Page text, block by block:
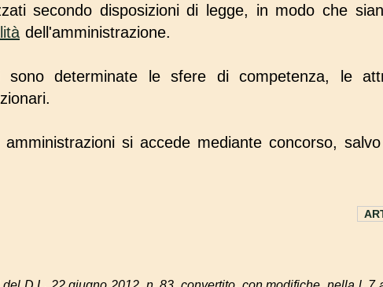
secondo disposizioni di legge, in modo che
dell'amministrazione.
sono determinate le sfere di competenza, le
si accede mediante concorso,